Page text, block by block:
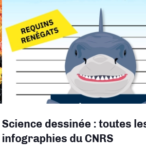
Science dessinée : toutes
infographies du CNRS